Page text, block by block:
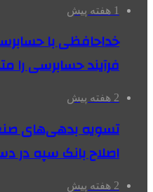
1 هفته پیش
خداحافظی با
فرآیند حسابرسی را
2 هفته پیش
اصلاح بانک سپه در
2 هفته پیش